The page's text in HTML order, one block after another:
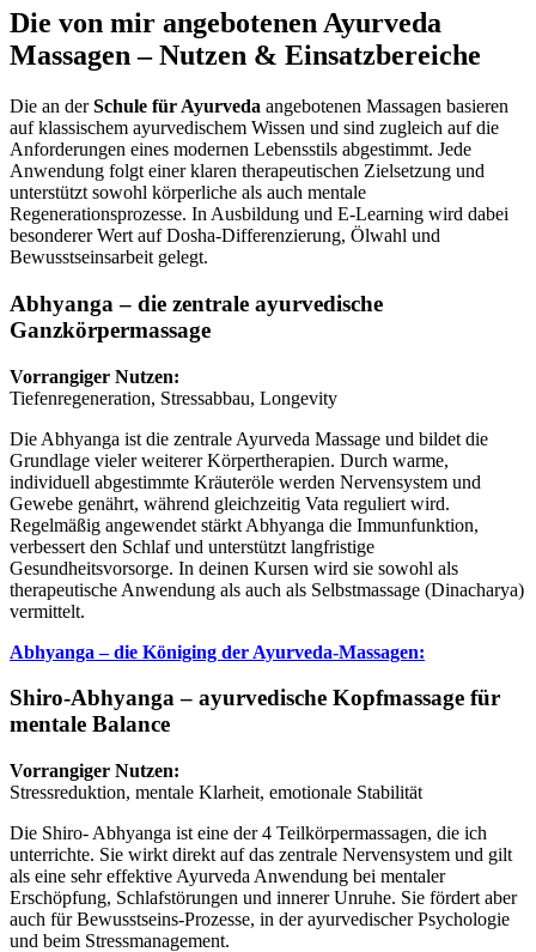
Die von mir angebotenen Ayurveda
Massagen – Nutzen & Einsatzbereiche
Die an derSchule für Ayurveda angebotenen Massagen basieren
auf klassischem ayurvedischem Wissen und sind zugleich auf die
Anforderungen eines modernen Lebensstils abgestimmt. Jede
Anwendung folgt einer klaren therapeutischen Zielsetzung und
unterstützt sowohl körperliche als auch mentale
Regenerationsprozesse. In Ausbildung und E-Learning wird dabei
besonderer Wert auf Dosha-Differenzierung, Ölwahl und
Bewusstseinsarbeit gelegt.
Abhyanga – die zentrale ayurvedische
Ganzkörpermassage
Vorrangiger Nutzen:
Tiefenregeneration, Stressabbau, Longevity
Die Abhyanga ist die zentrale Ayurveda Massage und bildet die
Grundlage vieler weiterer Körpertherapien. Durch warme,
individuell abgestimmte Kräuteröle werden Nervensystem und
Gewebe genährt, während gleichzeitig Vata reguliert wird.
Regelmäßig angewendet stärkt Abhyanga die Immunfunktion,
verbessert den Schlaf und unterstützt langfristige
Gesundheitsvorsorge. In deinen Kursen wird sie sowohl als
therapeutische Anwendung als auch als Selbstmassage (Dinacharya)
vermittelt.
Abhyanga – die Königing der Ayurveda-Massagen:
Shiro-Abhyanga – ayurvedische Kopfmassage für
mentale Balance
Vorrangiger Nutzen:
Stressreduktion, mentale Klarheit, emotionale Stabilität
Die Shiro- Abhyanga ist eine der 4 Teilkörpermassagen, die ich
unterrichte. Sie wirkt direkt auf das zentrale Nervensystem und gilt
als eine sehr effektive Ayurveda Anwendung bei mentaler
Erschöpfung, Schlafstörungen und innerer Unruhe. Sie fördert aber
auch für Bewusstseins-Prozesse, in der ayurvedischer Psychologie
und beim Stressmanagement.